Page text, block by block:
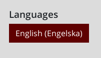
Languages
English (Engelska)